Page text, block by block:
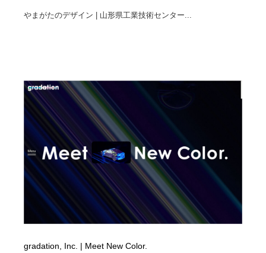
やまがたのデザイン | 山形県工業技術センター...
gradation, Inc. | Meet New Color.